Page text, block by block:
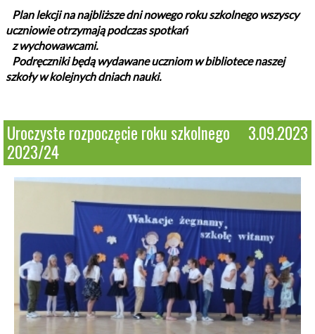
Plan lekcji na najbliższe dni nowego roku szkolnego wszyscy
uczniowie otrzymają podczas spotkań
z wychowawcami.
Podręczniki będą wydawane uczniom w bibliotece naszej
szkoły w kolejnych dniach nauki.
Uroczyste rozpoczęcie roku szkolnego
2023/24
3.09.2023